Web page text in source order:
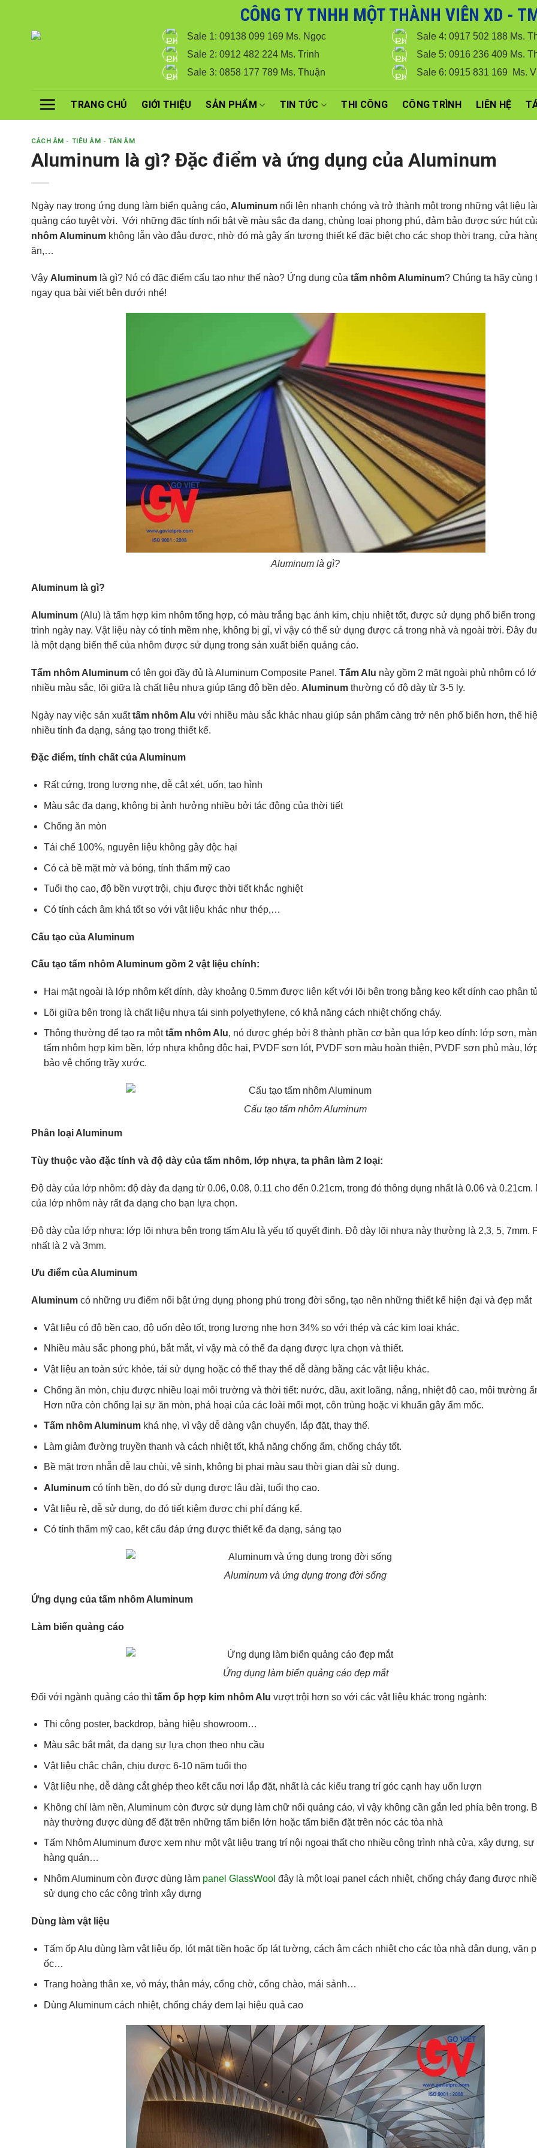
CÔNG TY TNHH MỘT THÀNH VIÊN XD -
Sale 1: 09138 099 169 Ms. Ngọc
Sale 2: 0912 482 224 Ms. Trinh
Sale 3: 0858 177 789 Ms. Thuận
Sale 4: 0917 502 188 Ms.
Sale 5: 0916 236 409 Ms.
Sale 6: 0915 831 169 Ms.
TRANG CHỦ GIỚI THIỆU SẢN PHẨM TIN TỨC THI CÔNG CÔNG TRÌNH LIÊN HỆ
CÁCH ÂM - TIÊU ÂM - TÁN ÂM
Aluminum là gì? Đặc điểm và ứng dụng của Aluminum
Ngày nay trong ứng dụng làm biển quảng cáo, Aluminum nổi lên nhanh chóng và trở thành một trong những vật liệu
quảng cáo tuyệt vời. Với những đặc tính nổi bật về màu sắc đa dạng, chủng loại phong phú, đảm bảo được sức hút
nhôm Aluminum không lẫn vào đâu được, nhờ đó mà gây ấn tượng thiết kế đặc biệt cho các shop thời trang, cửa
ăn,…
Vậy Aluminum là gì? Nó có đặc điểm cấu tạo như thế nào? Ứng dụng của tấm nhôm Aluminum? Chúng ta hãy cùng
ngay qua bài viết bên dưới nhé!
Aluminum là gì?
Aluminum là gì?
Aluminum (Alu) là tấm hợp kim nhôm tổng hợp, có màu trắng bạc ánh kim, chịu nhiệt tốt, được sử dụng phổ biến trong
trình ngày nay. Vật liệu này có tính mềm nhẹ, không bị gỉ, vì vậy có thể sử dụng được cả trong nhà và ngoài trời. Đây
là một dạng biến thể của nhôm được sử dụng trong sản xuất biển quảng cáo.
Tấm nhôm Aluminum có tên gọi đầy đủ là Aluminum Composite Panel. Tấm Alu này gồm 2 mặt ngoài phủ nhôm có
nhiều màu sắc, lõi giữa là chất liệu nhựa giúp tăng độ bền dẻo. Aluminum thường có độ dày từ 3-5 ly.
Ngày nay việc sản xuấttấm nhôm Alu với nhiều màu sắc khác nhau giúp sản phẩm càng trở nên phổ biến hơn, thể
nhiều tính đa dạng, sáng tạo trong thiết kế.
Đặc điểm, tính chất của Aluminum
Rất cứng, trọng lượng nhẹ, dễ cắt xét, uốn, tạo hình
Màu sắc đa dạng, không bị ảnh hưởng nhiều bởi tác động của thời tiết
Chống ăn mòn
Tái chế 100%, nguyên liệu không gây độc hại
Có cả bề mặt mờ và bóng, tính thẩm mỹ cao
Tuổi thọ cao, độ bền vượt trội, chịu được thời tiết khắc nghiệt
Có tính cách âm khá tốt so với vật liệu khác như thép,…
Cấu tạo của Aluminum
Cấu tạo tấm nhôm Aluminum gồm 2 vật liệu chính:
Hai mặt ngoài là lớp nhôm kết dính, dày khoảng 0.5mm được liên kết với lõi bên trong bằng keo kết dính cao phân
Lõi giữa bên trong là chất liệu nhựa tái sinh polyethylene, có khả năng cách nhiệt chống cháy.
Thông thường để tạo ra mộttấm nhôm Alu, nó được ghép bởi 8 thành phần cơ bản qua lớp keo dính: lớp sơn,
tấm nhôm hợp kim bền, lớp nhựa không độc hại, PVDF sơn lót, PVDF sơn màu hoàn thiện, PVDF sơn phủ màu,
bảo vệ chống trầy xước.
Cấu tạo tấm nhôm Aluminum
Phân loại Aluminum
Tùy thuộc vào đặc tính và độ dày của tấm nhôm, lớp nhựa, ta phân làm 2 loại:
Độ dày của lớp nhôm: độ dày đa dạng từ 0.06, 0.08, 0.11 cho đến 0.21cm, trong đó thông dụng nhất là 0.06 và 0.21cm.
của lớp nhôm này rất đa dạng cho bạn lựa chọn.
Độ dày của lớp nhựa: lớp lõi nhựa bên trong tấm Alu là yếu tố quyết định. Độ dày lõi nhựa này thường là 2,3, 5, 7mm.
nhất là 2 và 3mm.
Ưu điểm của Aluminum
Aluminum có những ưu điểm nổi bật ứng dụng phong phú trong đời sống, tạo nên những thiết kế hiện đại và đẹp mắt
Vật liệu có độ bền cao, độ uốn dẻo tốt, trọng lượng nhẹ hơn 34% so với thép và các kim loại khác.
Nhiều màu sắc phong phú, bắt mắt, vì vậy mà có thể đa dạng được lựa chọn và thiết.
Vật liệu an toàn sức khỏe, tái sử dụng hoặc có thể thay thế dễ dàng bằng các vật liệu khác.
Chống ăn mòn, chịu được nhiều loại môi trường và thời tiết: nước, dầu, axit loãng, nắng, nhiệt độ cao, môi trường
Hơn nữa còn chống lại sự ăn mòn, phá hoại của các loài mối mọt, côn trùng hoặc vi khuẩn gây ẩm mốc.
Tấm nhôm Aluminumkhá nhẹ, vì vậy dễ dàng vận chuyển, lắp đặt, thay thế.
Làm giảm đường truyền thanh và cách nhiệt tốt, khả năng chống ẩm, chống cháy tốt.
Bề mặt trơn nhẵn dễ lau chùi, vệ sinh, không bị phai màu sau thời gian dài sử dụng.
Aluminumcó tính bền, do đó sử dụng được lâu dài, tuổi thọ cao.
Vật liệu rẻ, dễ sử dụng, do đó tiết kiệm được chi phí đáng kể.
Có tính thẩm mỹ cao, kết cấu đáp ứng được thiết kế đa dạng, sáng tạo
Aluminum và ứng dụng trong đời sống
Ứng dụng của tấm nhôm Aluminum
Làm biển quảng cáo
Ứng dụng làm biển quảng cáo đẹp mắt
Đối với ngành quảng cáo thì tấm ốp hợp kim nhôm Alu vượt trội hơn so với các vật liệu khác trong ngành:
Thi công poster, backdrop, bảng hiệu showroom…
Màu sắc bắt mắt, đa dạng sự lựa chọn theo nhu cầu
Vật liệu chắc chắn, chịu được 6-10 năm tuổi thọ
Vật liệu nhẹ, dễ dàng cắt ghép theo kết cấu nơi lắp đặt, nhất là các kiểu trang trí góc cạnh hay uốn lượn
Không chỉ làm nền, Aluminum còn được sử dụng làm chữ nổi quảng cáo, vì vậy không cần gắn led phía bên trong.
này thường được dùng để đặt trên những tấm biển lớn hoặc tấm biển đặt trên nóc các tòa nhà
Tấm Nhôm Aluminum được xem như một vật liệu trang trí nội ngoại thất cho nhiều công trình nhà cửa, xây dựng, sự
hàng quán…
Nhôm Aluminum còn được dùng làm panel GlassWool đây là một loại panel cách nhiệt, chống cháy đang được
sử dụng cho các công trình xây dựng
Dùng làm vật liệu
Tấm ốp Alu dùng làm vật liệu ốp, lót mặt tiền hoặc ốp lát tường, cách âm cách nhiệt cho các tòa nhà dân dụng, văn
ốc…
Trang hoàng thân xe, vỏ máy, thân máy, cổng chờ, cổng chào, mái sảnh…
Dùng Aluminum cách nhiệt, chống cháy đem lại hiệu quả cao
Với đơn hàng số lượng lớn, Quý khách hàng vui lòng liên hệ hotline 0916 099 169 để được hỗ